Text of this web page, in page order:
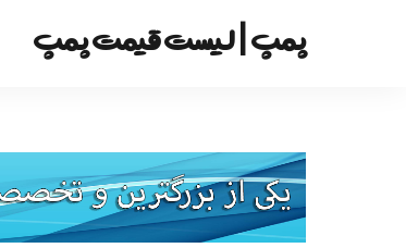
پمپ | لیست قیمت پمپ